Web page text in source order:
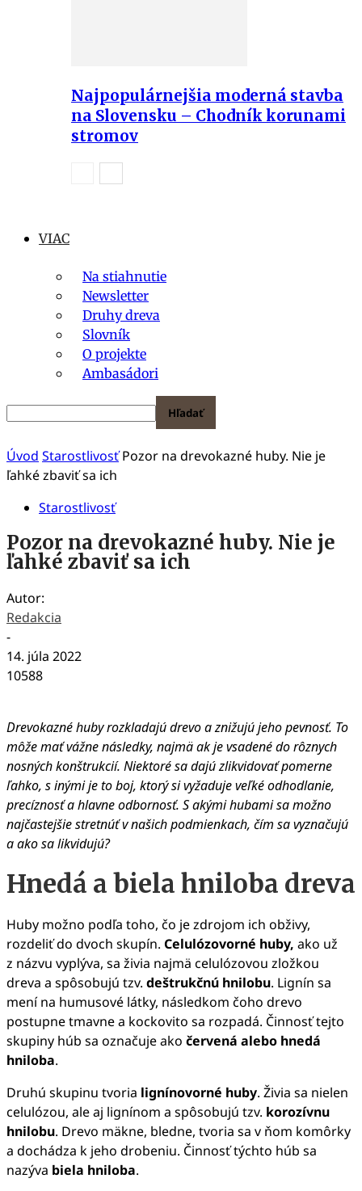
Najpopulárnejšia moderná stavba
na Slovensku – Chodník korunami
stromov
VIAC
Na stiahnutie
Newsletter
Druhy dreva
Slovník
O projekte
Ambasádori
Úvod Starostlivosť Pozor na drevokazné huby. Nie je
ľahké zbaviť sa ich
Starostlivosť
Pozor na drevokazné huby. Nie je
ľahké zbaviť sa ich
Autor:
Redakcia
-
14. júla 2022
10588
Drevokazné huby rozkladajú drevo a znižujú jeho pevnosť. To
môže mať vážne následky, najmä ak je vsadené do rôznych
nosných konštrukcií. Niektoré sa dajú zlikvidovať pomerne
ľahko, s inými je to boj, ktorý si vyžaduje veľké odhodlanie,
precíznosť a hlavne odbornosť. S akými hubami sa možno
najčastejšie stretnúť v našich podmienkach, čím sa vyznačujú
a ako sa likvidujú?
Hnedá a biela hniloba dreva
Huby možno podľa toho, čo je zdrojom ich obživy,
rozdeliť do dvoch skupín. Celulózovorné huby, ako už
z názvu vyplýva, sa živia najmä celulózovou zložkou
dreva a spôsobujú tzv. deštrukčnú hnilobu. Lignín sa
mení na humusové látky, následkom čoho drevo
postupne tmavne a kockovito sa rozpadá. Činnosť tejto
skupiny húb sa označuje ako červená alebo hnedá
hniloba.
Druhú skupinu tvoria lignínovorné huby. Živia sa nielen
celulózou, ale aj lignínom a spôsobujú tzv. korozívnu
hnilobu. Drevo mäkne, bledne, tvoria sa v ňom komôrky
a dochádza k jeho drobeniu. Činnosť týchto húb sa
nazýva biela hniloba.